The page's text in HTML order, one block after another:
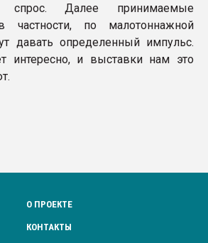
спрос. Далее принимаемые
частности, по малотоннажной
давать определенный импульс.
интересно, и выставки нам это
О ПРОЕКТЕ
КОНТАКТЫ